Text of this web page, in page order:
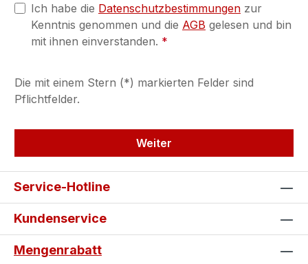
Ich habe die Datenschutzbestimmungen zur
Kenntnis genommen und die AGB gelesen und bin
mit ihnen einverstanden. *
Die mit einem Stern (*) markierten Felder sind
Pflichtfelder.
Weiter
Service-Hotline
Kundenservice
Mengenrabatt